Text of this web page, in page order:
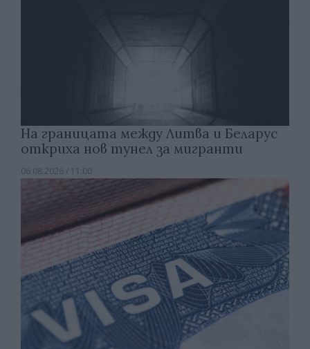
На границата между Литва и Беларус
откриха нов тунел за мигранти
06.08.2026 / 11:00